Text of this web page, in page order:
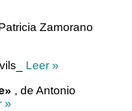
Zamorano
Leer »
, de Antonio
»